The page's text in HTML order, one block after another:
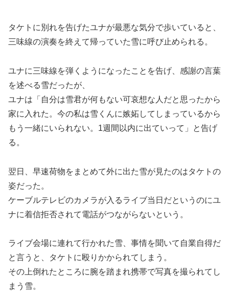
タケトに別れを告げたユナが最悪な気分で歩いていると、
三味線の演奏を終えて帰っていた雪に呼び止められる。
ユナに三味線を弾くようになったことを告げ、感謝の言葉
を述べる雪だったが、
ユナは「自分は雪君が何もない可哀想な人だと思ったから
家に入れた。今の私は雪くんに嫉妬してしまっているから
もう一緒にいられない。1週間以内に出ていって」と告げ
る。
翌日、早速荷物をまとめて外に出た雪が見たのはタケトの
姿だった。
ケーブルテレビのカメラが入るライブ当日だというのにユ
ナに着信拒否されて電話がつながらないという。
ライブ会場に連れて行かれた雪、事情を聞いて自業自得だ
と言うと、タケトに殴りかかられてしまう。
その上倒れたところに腕を踏まれ携帯で写真を撮られてし
まう雪。